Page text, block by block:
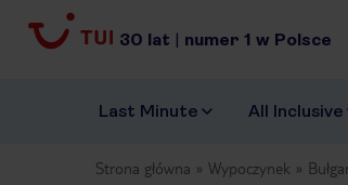
30 lat | numer 1 w Polsce
Last Minute All Inclusive
Strona główna Wypoczynek